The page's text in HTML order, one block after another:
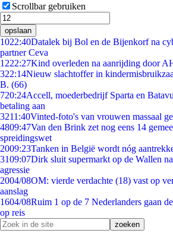
Scrollbar gebruiken
opslaan
1022:40Datalek bij Bol en de Bijenkorf na
partner Ceva
1222:27Kind overleden na aanrijding door
322:14Nieuw slachtoffer in
B. (66)
720:24Accell, moederbedrijf Sparta en
betaling aan
3211:40Vinted-foto's van vrouwen massaal
4809:47Van den Brink zet nog eens 14
spreidingswet
2009:23Tanken in België wordt nóg
3109:07Dirk sluit supermarkt op de Wallen
agressie
2004/08OM: vierde verdachte (18) vast op
aanslag
1604/08Ruim 1 op de 7 Nederlanders gaan
op reis